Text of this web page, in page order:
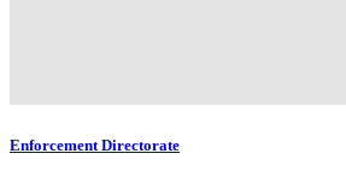
Enforcement Directorate